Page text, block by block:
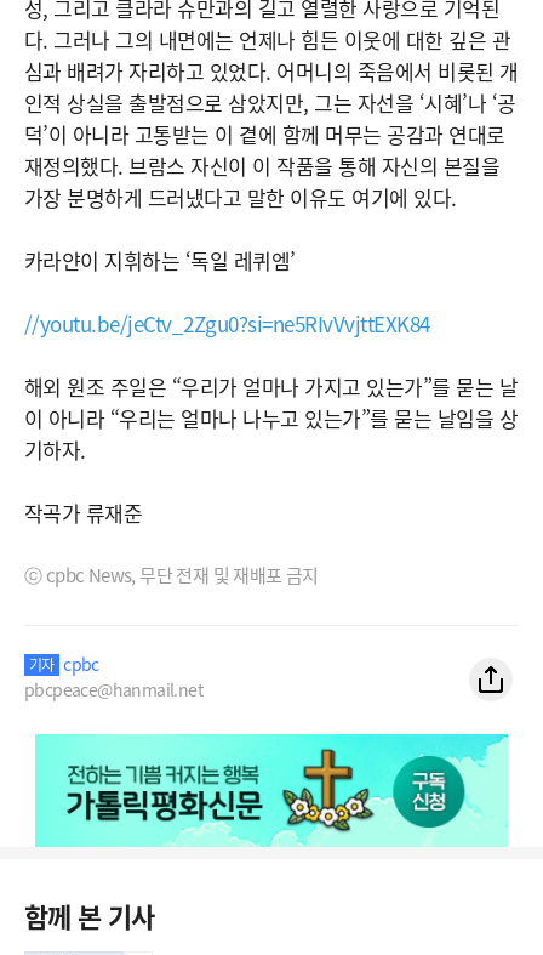
성, 그리고 클라라 슈만과의 길고 열렬한 사랑으로 기억된
다. 그러나 그의 내면에는 언제나 힘든 이웃에 대한 깊은 관
심과 배려가 자리하고 있었다. 어머니의 죽음에서 비롯된 개
인적 상실을 출발점으로 삼았지만, 그는 자선을 ‘시혜’나 ‘공
덕’이 아니라 고통받는 이 곁에 함께 머무는 공감과 연대로
재정의했다. 브람스 자신이 이 작품을 통해 자신의 본질을
가장 분명하게 드러냈다고 말한 이유도 여기에 있다.
카라얀이 지휘하는 ‘독일 레퀴엠’
//youtu.be/jeCtv_2Zgu0?si=ne5RIvVvjttEXK84
해외 원조 주일은 “우리가 얼마나 가지고 있는가”를 묻는 날
이 아니라 “우리는 얼마나 나누고 있는가”를 묻는 날임을 상
기하자.
작곡가 류재준
ⓒ cpbc News, 무단 전재 및 재배포 금지
기자 cpbc
pbcpeace@hanmail.net
함께 본 기사